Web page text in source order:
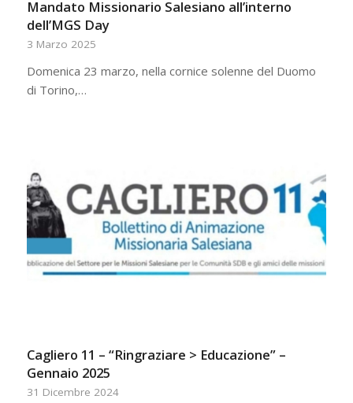
Mandato Missionario Salesiano all’interno
dell’MGS Day
3 Marzo 2025
Domenica 23 marzo, nella cornice solenne del Duomo
di Torino,…
Cagliero 11 – “Ringraziare > Educazione” –
Gennaio 2025
31 Dicembre 2024